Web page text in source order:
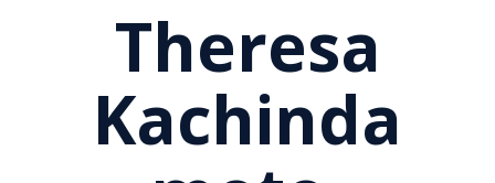
Theresa
Kachinda